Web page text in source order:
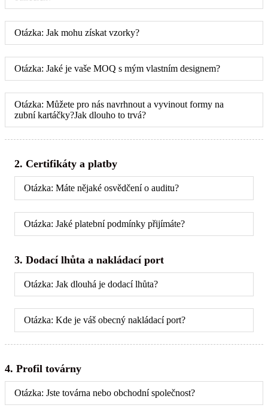
Otázka: Jak mohu získat vzorky?
Otázka: Jaké je vaše MOQ s mým vlastním designem?
Otázka: Můžete pro nás navrhnout a vyvinout formy na
zubní kartáčky?Jak dlouho to trvá?
2. Certifikáty a platby
Otázka: Máte nějaké osvědčení o auditu?
Otázka: Jaké platební podmínky přijímáte?
3. Dodací lhůta a nakládací port
Otázka: Jak dlouhá je dodací lhůta?
Otázka: Kde je váš obecný nakládací port?
4. Profil továrny
Otázka: Jste továrna nebo obchodní společnost?